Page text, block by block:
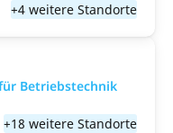
+4 weitere Standorte
Betriebstechnik
+18 weitere Standorte